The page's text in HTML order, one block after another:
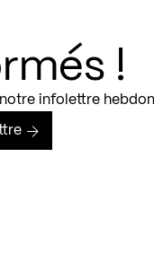
!
infolettre